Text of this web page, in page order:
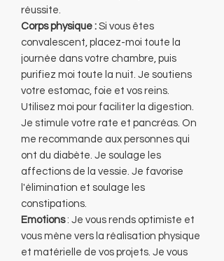
réussite.
Corps physique : Si vous êtes
convalescent, placez-moi toute la
journée dans votre chambre, puis
purifiez moi toute la nuit. Je soutiens
votre estomac, foie et vos reins.
Utilisez moi pour faciliter la digestion.
Je stimule votre rate et pancréas. On
me recommande aux personnes qui
ont du diabète. Je soulage les
affections de la vessie. Je favorise
l'élimination et soulage les
constipations.
Emotions: Je vous rends optimiste et
vous mène vers la réalisation physique
et matérielle de vos projets. Je vous